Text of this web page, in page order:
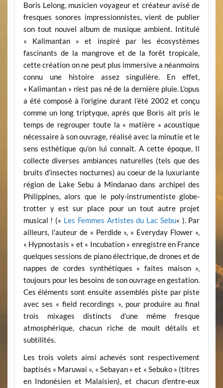
Boris Lelong, musicien voyageur et créateur avisé de
fresques sonores impressionnistes, vient de publier
son tout nouvel album de musique ambient. Intitulé
« Kalimantan » et inspiré par les écosystèmes
fascinants de la mangrove et de la forêt tropicale,
cette création on ne peut plus immersive a néanmoins
connu une histoire assez singulière. En effet,
« Kalimantan » n’est pas né de la dernière pluie. L’opus
a été composé à l’origine durant l’été 2002 et conçu
comme un long triptyque, après que Boris ait pris le
temps de regrouper toute la « matière » acoustique
nécessaire à son ouvrage, réalisé avec la minutie et le
sens esthétique qu’on lui connaît. A cette époque, Il
collecte diverses ambiances naturelles (tels que des
bruits d’insectes nocturnes) au coeur de la luxuriante
région de Lake Sebu à Mindanao dans archipel des
Philippines, alors que le poly-instrumentiste globe-
trotter y est sur place pour un tout autre projet
musical ! (« Les Femmes Artistes du Lac Sebu« ). Par
ailleurs, l’auteur de « Perdide », « Everyday Flower »,
« Hypnostasis » et « Incubation » enregistre en France
quelques sessions de piano électrique, de drones et de
nappes de cordes synthétiques « faites maison »,
toujours pour les besoins de son ouvrage en gestation.
Ces éléments sont ensuite assemblés piste par piste
avec ses « field recordings », pour produire au final
trois mixages distincts d’une même fresque
atmosphérique, chacun riche de moult détails et
subtilités.
Les trois volets ainsi achevés sont respectivement
baptisés « Maruwai », « Sebayan » et « Sebuko » (titres
en Indonésien et Malaisien), et chacun d’entre-eux